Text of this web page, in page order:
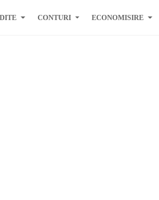
CONTURI ECONOMISIRE